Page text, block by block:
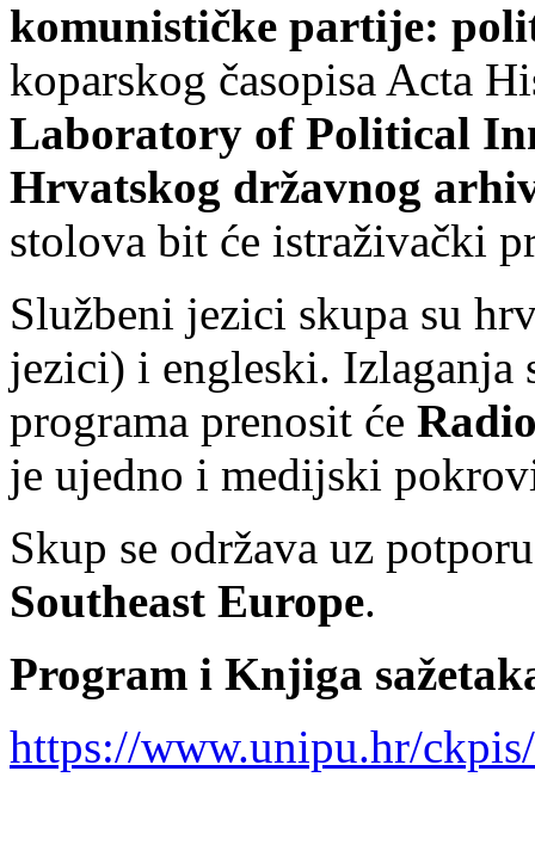
komunističke partije:
koparskog časopisa Acta
Laboratory of Political
Hrvatskog državnog
stolova bit će istraživački
Službeni jezici skupa su
jezici) i engleski. Izlaganja
programa prenosit će
je ujedno i medijski
Skup se održava uz
Southeast Europe.
Program i Knjiga
https://www.unipu.hr/